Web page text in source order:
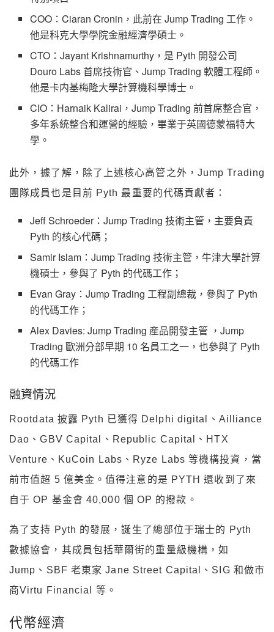
COO：Ciaran Cronin，此前在 Jump Trading 工作。
他是科克大學學院金融經濟學碩士。
CTO：Jayant Krishnamurthy，是 Pyth 開發公司
Douro Labs 首席技術官、Jump Trading 軟體工程師。
他是卡内基梅隆大學計算機科學博士。
CIO：Harnaik Kalirai，Jump Trading 前首席整合官，
多年系統整合和運營的經驗，畢業于英國德蒙福特大
學。
此外，據了解，除了上述核心高管之外，Jump Trading
團隊成員也是目前 Pyth 最重要的代碼貢獻者：
Jeff Schroeder：Jump Trading 技術主管，主要負責
Pyth 的核心代碼；
Samir Islam：Jump Trading 技術主管，牛津大學計算
機碩士，參與了 Pyth 的代碼工作；
Evan Gray：Jump Trading 工程副總裁，參與了 Pyth
的代碼工作；
Alex Davies: Jump Trading 産品開發主管 ，Jump
Trading 歐洲分部早期 10 名員工之一，也參與了 Pyth
的代碼工作
融資情況
Rootdata 披露 Pyth 已獲得 Delphi digital、Ailliance
Dao、GBV Capital、Republic Capital、HTX
Venture、KuCoin Labs、Ryze Labs 等機構投資，當
前市值超 5 億美金。值得注意的是 PYTH 還收到了來
自于 OP 基金會 40,000 個 OP 的撥款。
為了支持 Pyth 的發展，誕生了總部位于瑞士的 Pyth
數據協會，其成員包括華爾街的重量級機構，如
Jump、SBF 老東家 Jane Street Capital、SIG 和做市
商Virtu Financial 等。
代幣經濟